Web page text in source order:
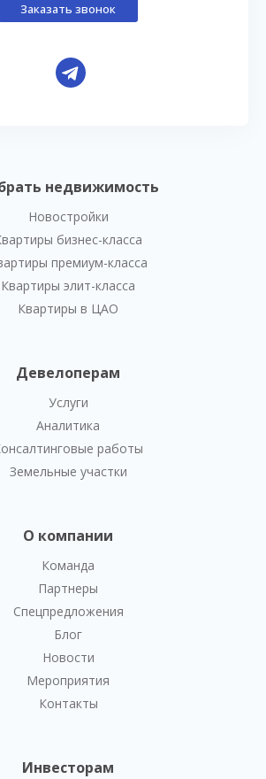
недвижимость
Новостройки
бизнес-класса
премиум-класса
Квартиры элит-класса
Квартиры в ЦАО
Девелоперам
Услуги
Аналитика
работы
Земельные участки
О компании
Команда
Партнеры
Спецпредложения
Блог
Новости
Мероприятия
Контакты
Инвесторам
Заказать звонок